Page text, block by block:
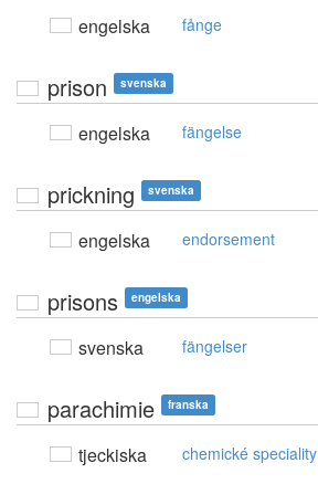
engelska fånge
prison svenska
engelska fängelse
prickning svenska
engelska endorsement
prisons engelska
svenska fängelser
parachimie franska
tjeckiska chemické speciality